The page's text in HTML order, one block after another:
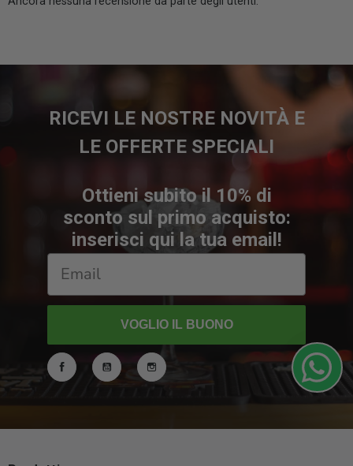
RICEVI LE NOSTRE NOVITÀ E
LE OFFERTE SPECIALI
Ottieni subito il 10% di
sconto sul primo acquisto:
inserisci qui la tua email!
VOGLIO IL BUONO
FacebookYouTubeInstagram